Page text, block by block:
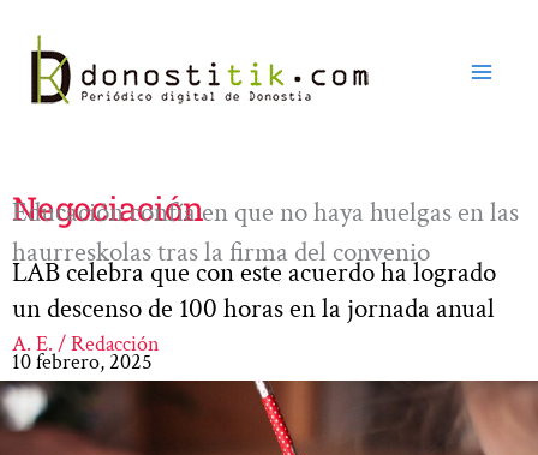
contenido
Negociación
Educación confía en que no haya huelgas en las
haurreskolas tras la firma del convenio
LAB celebra que con este acuerdo ha logrado
un descenso de 100 horas en la jornada anual
A. E. / Redacción
10 febrero, 2025